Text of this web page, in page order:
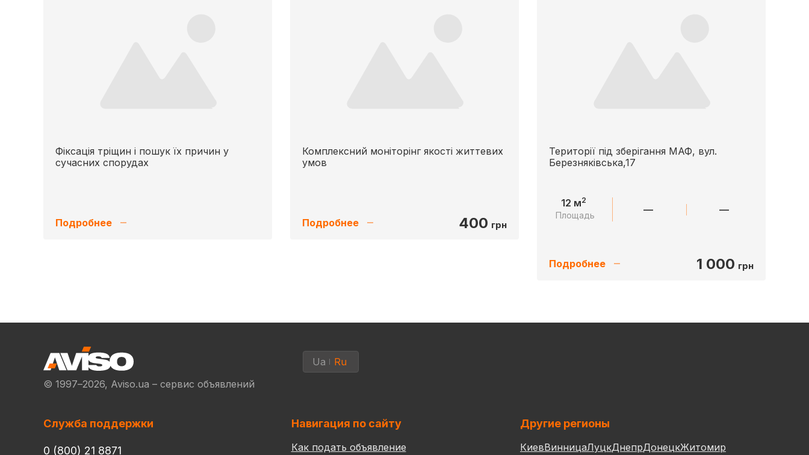
Фіксація тріщин і пошук їх причин у
сучасних спорудах
Подробнее
Комплексний моніторінг якості життевих
умов
Подробнее 400 грн
Території під зберігання МАФ, вул.
Березняківська,17
12 м2
Площадь — —
Подробнее 1 000 грн
© 1997–2026, Aviso.ua – сервис объявлений
Ua Ru
Служба поддержки
0 (800) 21 8871
Навигация по сайту
Как подать объявление
Другие регионы
КиевВинницаЛуцкДнепрДонецкЖитомир